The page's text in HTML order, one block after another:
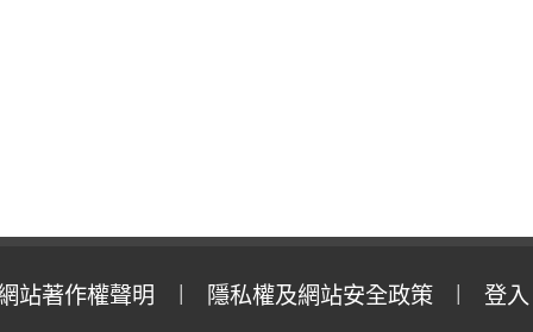
站著作權聲明 隱私權及網站安全政策 登入